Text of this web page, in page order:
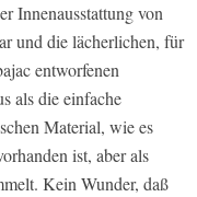
Innenausstattung von
und die lächerlichen, für
entworfenen
als die einfache
Material, wie es
ist, aber als
Kein Wunder, daß